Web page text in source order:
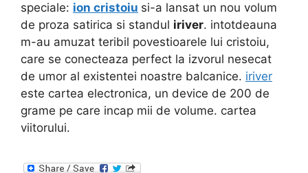
speciale: ion cristoiu si-a lansat un nou volum
de proza satirica si standul iriver. intotdeauna
m-au amuzat teribil povestioarele lui cristoiu,
care se conecteaza perfect la izvorul nesecat
de umor al existentei noastre balcanice. iriver
este cartea electronica, un device de 200 de
grame pe care incap mii de volume. cartea
viitorului.